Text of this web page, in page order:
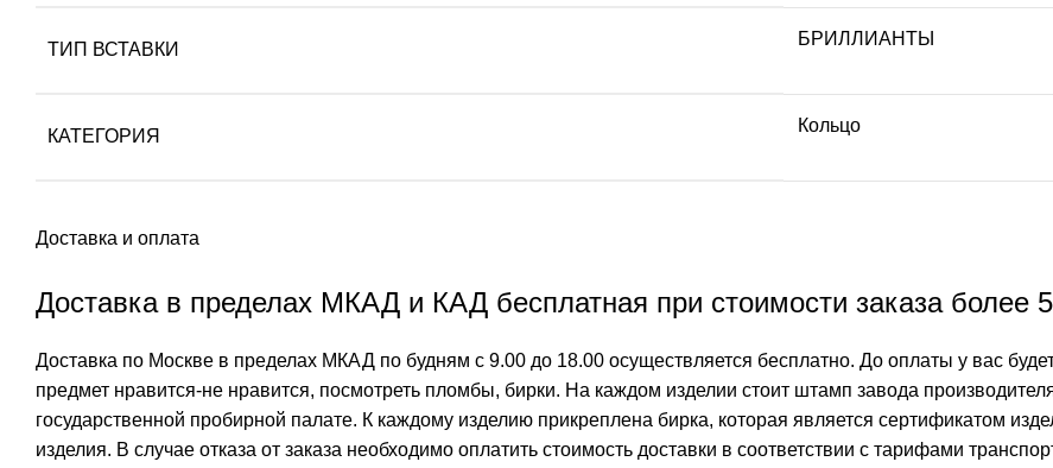
ТИП ВСТАВКИ
БРИЛЛИАНТЫ
КАТЕГОРИЯ
Кольцо
Доставка и оплата
Доставка в пределах МКАД и КАД бесплатная при стоимости заказа более
Доставка по Москве в пределах МКАД по будням с 9.00 до 18.00 осуществляется бесплатно. До оплаты у вас
предмет нравится-не нравится, посмотреть пломбы, бирки. На каждом изделии стоит штамп завода
государственной пробирной палате. К каждому изделию прикреплена бирка, которая является сертификатом
изделия. В случае отказа от заказа необходимо оплатить стоимость доставки в соответствии с тарифами